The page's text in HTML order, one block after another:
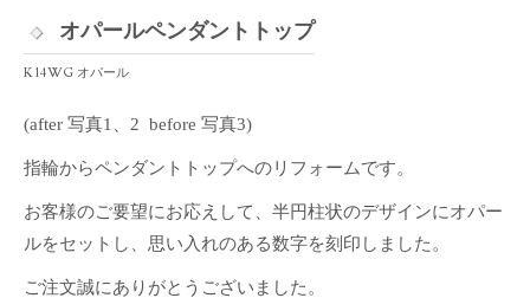
オパールペンダントトップ
K14WG オパール
(after 写真1、2 before 写真3)
指輪からペンダントトップへのリフォームです。
お客様のご要望にお応えして、半円柱状のデザインにオパー
ルをセットし、思い入れのある数字を刻印しました。
ご注文誠にありがとうございました。